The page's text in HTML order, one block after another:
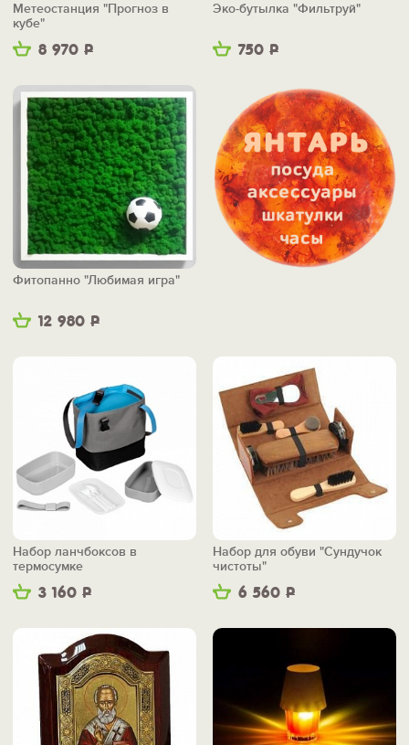
8 970 Р
Метеостанция "Прогноз в
кубе"
750 Р
Эко-бутылка "Фильтруй"
12 980 Р
Фитопанно "Любимая игра"
3 160 Р
Набор ланчбоксов в
термосумке
6 560 Р
Набор для обуви "Сундучок
чистоты"